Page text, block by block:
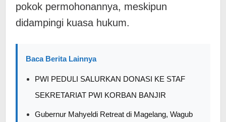
pokok permohonannya, meskipun
didampingi kuasa hukum.
Baca Berita Lainnya
PWI PEDULI SALURKAN DONASI KE STAF
SEKRETARIAT PWI KORBAN BANJIR
Gubernur Mahyeldi Retreat di Magelang, Wagub